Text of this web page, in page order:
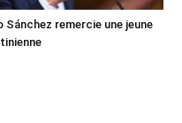
Sánchez remercie une jeune